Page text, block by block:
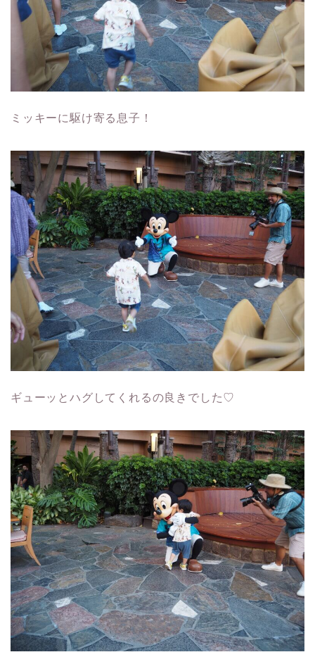
ミッキーに駆け寄る息子！
ギューッとハグしてくれるの良きでした♡